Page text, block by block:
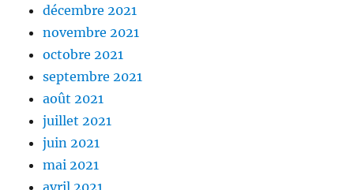
décembre 2021
novembre 2021
octobre 2021
septembre 2021
août 2021
juillet 2021
juin 2021
mai 2021
avril 2021